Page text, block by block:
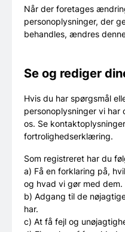
Når der foretages
personoplysninger, der
behandles, ændres
Se og rediger
Hvis du har spørgsmål
personoplysninger vi
os. Se
fortrolighedserklæring.
Som registreret har du
a) Få en forklaring på,
og hvad vi gør med dem.
b) Adgang til de
har.
c) At få fejl og